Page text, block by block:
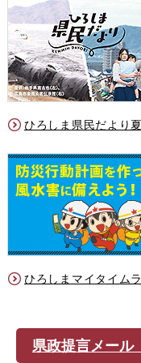
ひろしま県民だより
ひろしまマイタイム
県政提言メール